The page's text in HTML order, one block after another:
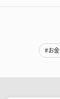
#お金